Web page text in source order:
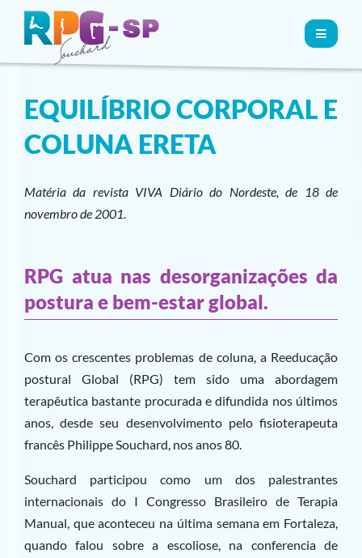
MENU
EQUILÍBRIO CORPORAL E
COLUNA ERETA
Matéria da revista VIVA Diário do Nordeste, de 18 de
novembro de 2001.
RPG atua nas desorganizações da
postura e bem-estar global.
Com os crescentes problemas de coluna, a Reeducação
postural Global (RPG) tem sido uma abordagem
terapêutica bastante procurada e difundida nos últimos
anos, desde seu desenvolvimento pelo fisioterapeuta
francês Philippe Souchard, nos anos 80.
Souchard participou como um dos palestrantes
internacionais do I Congresso Brasileiro de Terapia
Manual, que aconteceu na última semana em Fortaleza,
quando falou sobre a escoliose, na conferencia de